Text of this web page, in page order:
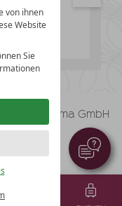
von ihnen
Website
Sie
vioma GmbH